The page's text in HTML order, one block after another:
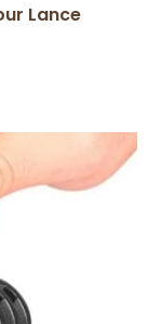
Lance